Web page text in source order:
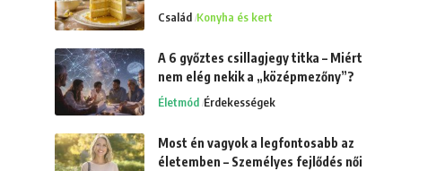
Család Konyha és kert
A 6 győztes csillagjegy titka – Miért
nem elég nekik a „középmezőny”?
Életmód Érdekességek
Most én vagyok a legfontosabb az
életemben – Személyes fejlődés női